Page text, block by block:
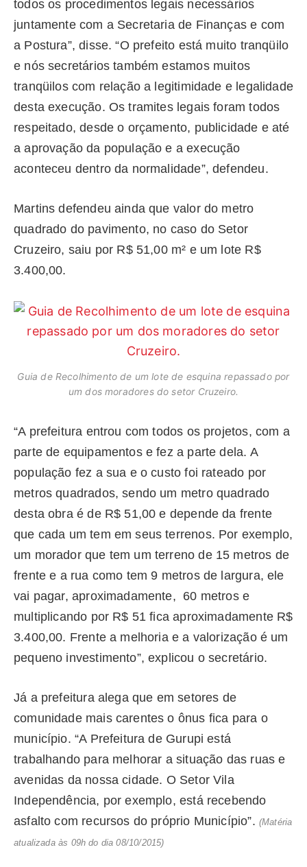
todos os procedimentos legais necessários
juntamente com a Secretaria de Finanças e com
a Postura”, disse. “O prefeito está muito tranqüilo
e nós secretários também estamos muitos
tranqüilos com relação a legitimidade e legalidade
desta execução. Os tramites legais foram todos
respeitado, desde o orçamento, publicidade e até
a aprovação da população e a execução
aconteceu dentro da normalidade”, defendeu.
Martins defendeu ainda que valor do metro
quadrado do pavimento, no caso do Setor
Cruzeiro, saiu por R$ 51,00 m² e um lote R$
3.400,00.
Guia de Recolhimento de um lote de esquina repassado por
um dos moradores do setor Cruzeiro.
“A prefeitura entrou com todos os projetos, com a
parte de equipamentos e fez a parte dela. A
população fez a sua e o custo foi rateado por
metros quadrados, sendo um metro quadrado
desta obra é de R$ 51,00 e depende da frente
que cada um tem em seus terrenos. Por exemplo,
um morador que tem um terreno de 15 metros de
frente e a rua como tem 9 metros de largura, ele
vai pagar, aproximadamente, 60 metros e
multiplicando por R$ 51 fica aproximadamente R$
3.400,00. Frente a melhoria e a valorização é um
pequeno investimento”, explicou o secretário.
Já a prefeitura alega que em setores de
comunidade mais carentes o ônus fica para o
município. “A Prefeitura de Gurupi está
trabalhando para melhorar a situação das ruas e
avenidas da nossa cidade. O Setor Vila
Independência, por exemplo, está recebendo
asfalto com recursos do próprio Município”. (Matéria
atualizada às 09h do dia 08/10/2015)